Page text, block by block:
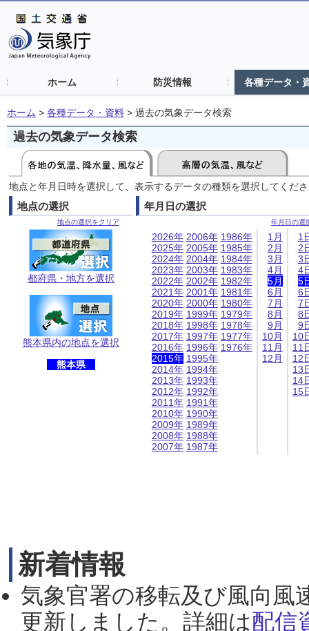
ホーム 防災情報 各種データ・
ホーム > 各種データ・資料 > 過去の気象データ検索
過去の気象データ検索
地点と年月日時を選択して、表示するデータの種類を選択してくだ
地点の選択
地点の選択をクリア
都府県・地方を選択
熊本県内の地点を選択
熊本県
年月日の選択
年月日の選
2026年
2025年
2024年
2023年
2022年
2021年
2020年
2019年
2018年
2017年
2016年
2015年
2014年
2013年
2012年
2011年
2010年
2009年
2008年
2007年
2006年
2005年
2004年
2003年
2002年
2001年
2000年
1999年
1998年
1997年
1996年
1995年
1994年
1993年
1992年
1991年
1990年
1989年
1988年
1987年
1986年
1985年
1984年
1983年
1982年
1981年
1980年
1979年
1978年
1977年
1976年
1月
2月
3月
4月
5月
6月
7月
8月
9月
10月
11月
12月
1
2
3
4
5
6
7
8
9
10
11
12
13
14
15
新着情報
気象官署の移転及び風向風
更新しました。詳細は配信